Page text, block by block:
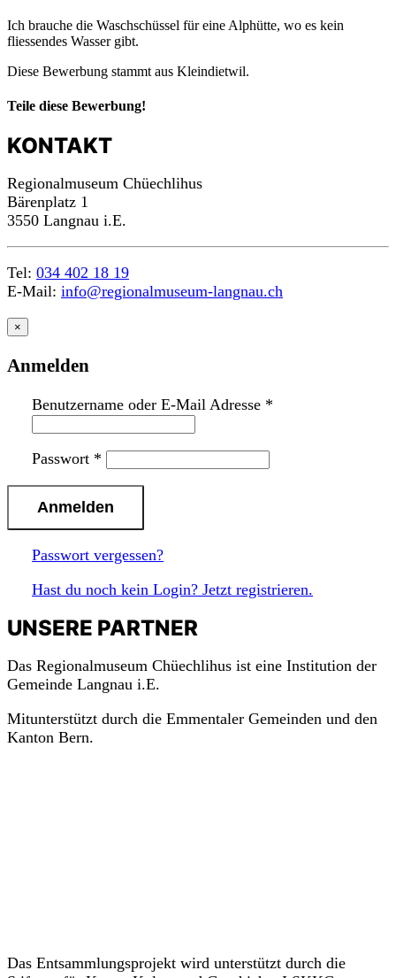
Ich brauche die Waschschüssel für eine Alphütte, wo es kein
fliessendes Wasser gibt.
Diese Bewerbung stammt aus Kleindietwil.
Teile diese Bewerbung!
KONTAKT
Regionalmuseum Chüechlihus
Bärenplatz 1
3550 Langnau i.E.
Tel: 034 402 18 19
E-Mail: info@regionalmuseum-langnau.ch
×
Anmelden
Benutzername oder E-Mail Adresse *
Passwort *
Passwort vergessen?
Hast du noch kein Login? Jetzt registrieren.
UNSERE PARTNER
Das Regionalmuseum Chüechlihus ist eine Institution der
Gemeinde Langnau i.E.
Mitunterstützt durch die Emmentaler Gemeinden und den
Kanton Bern.
Das Entsammlungsprojekt wird unterstützt durch die